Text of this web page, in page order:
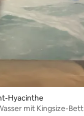
Hyacinthe
mit Kingsize-Bett